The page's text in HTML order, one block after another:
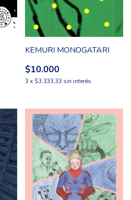
KEMURI MONOGATARI
$10.000
3 x $3.333,33 sin interés